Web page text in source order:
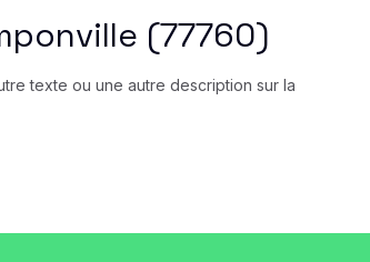
(77760)
texte ou une autre description sur la